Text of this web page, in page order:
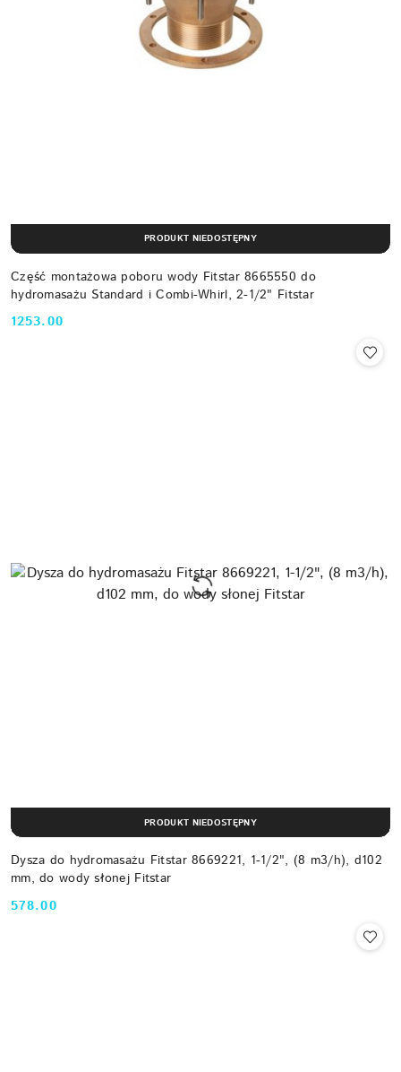
Część montażowa poboru wody Fitstar 8665550 do
hydromasażu Standard i Combi-Whirl, 2-1/2" Fitstar
Cena:
1253.00
PRODUKT NIEDOSTĘPNY
Dysza do hydromasażu Fitstar 8669221, 1-1/2", (8 m3/h), d102
mm, do wody słonej Fitstar
Cena:
578.00
PRODUKT NIEDOSTĘPNY